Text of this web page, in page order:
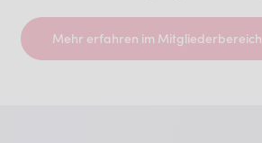
Mehr erfahren im Mitgliederbereich